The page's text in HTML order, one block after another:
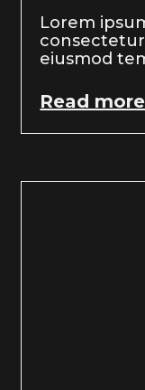
Lorem
eiusmod
Read